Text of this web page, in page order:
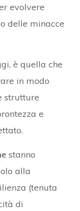
evolvere
delle minacce
è quella che
in modo
strutture
e
stanno
alla
(tenuta
di